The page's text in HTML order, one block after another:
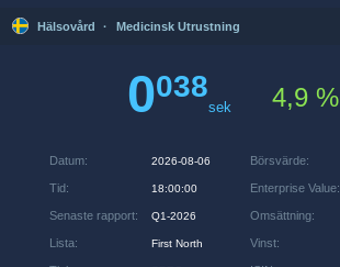
Hälsovård · Medicinsk Utrustning
0038
sek 4,9 %
Datum: 2026-08-06
Tid: 18:00:00
Senaste rapport: Q1-2026
Lista: First North
Börsvärde:
Enterprise Value:
Omsättning:
Vinst: